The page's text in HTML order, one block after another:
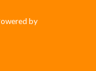
by